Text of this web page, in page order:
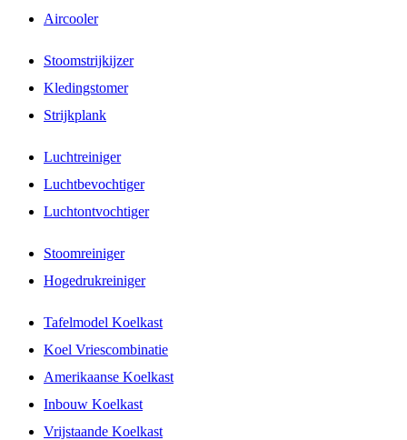
Aircooler
Stoomstrijkijzer
Kledingstomer
Strijkplank
Luchtreiniger
Luchtbevochtiger
Luchtontvochtiger
Stoomreiniger
Hogedrukreiniger
Tafelmodel Koelkast
Koel Vriescombinatie
Amerikaanse Koelkast
Inbouw Koelkast
Vrijstaande Koelkast